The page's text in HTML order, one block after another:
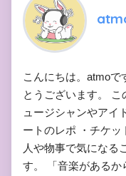
こんにちは。atmo
とうございます。 こ
ュージシャンやアイ
ートのレポ ・チケッ
人や物事で気になる
す。 「音楽があるか